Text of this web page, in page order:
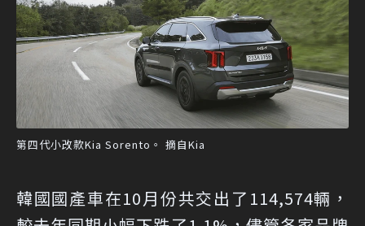
第四代小改款Kia Sorento。 摘自Kia
韓國國產車在10月份共交出了114,574輛，